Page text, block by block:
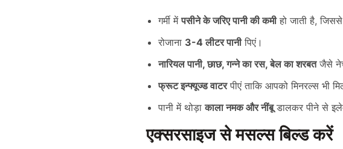
गर्मी मेंपसीने के जरिए पानी की कमीहो जाती है,
रोजाना 3-4 लीटर पानीपिएं।
नारियल पानी, छाछ, गन्ने का रस, बेल का शरबतजैसे
फ्रूट इन्फ्यूज्ड वाटरपीएं ताकि आपको मिनरल्स भी
पानी में थोड़ाकाला नमक और नींबूडालकर पीने से
एक्सरसाइज से मसल्स बिल्ड करें